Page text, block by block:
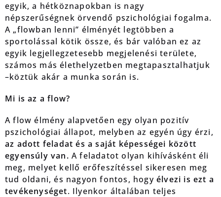
egyik, a hétköznapokban is nagy
népszerűségnek örvendő pszichológiai fogalma.
A „flowban lenni” élményét legtöbben a
sportolással kötik össze, és bár valóban ez az
egyik legjellegzetesebb megjelenési területe,
számos más élethelyzetben megtapasztalhatjuk
–köztük akár a munka során is.
Mi is az a flow?
A flow élmény alapvetően egy olyan pozitív
pszichológiai állapot, melyben az egyén úgy érzi,
az adott feladat és a saját képességei között
egyensúly van. A feladatot olyan kihívásként éli
meg, melyet kellő erőfeszítéssel sikeresen meg
tud oldani, és nagyon fontos, hogy élvezi is ezt a
tevékenységet. Ilyenkor általában teljes